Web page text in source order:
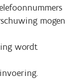
mogen
wordt